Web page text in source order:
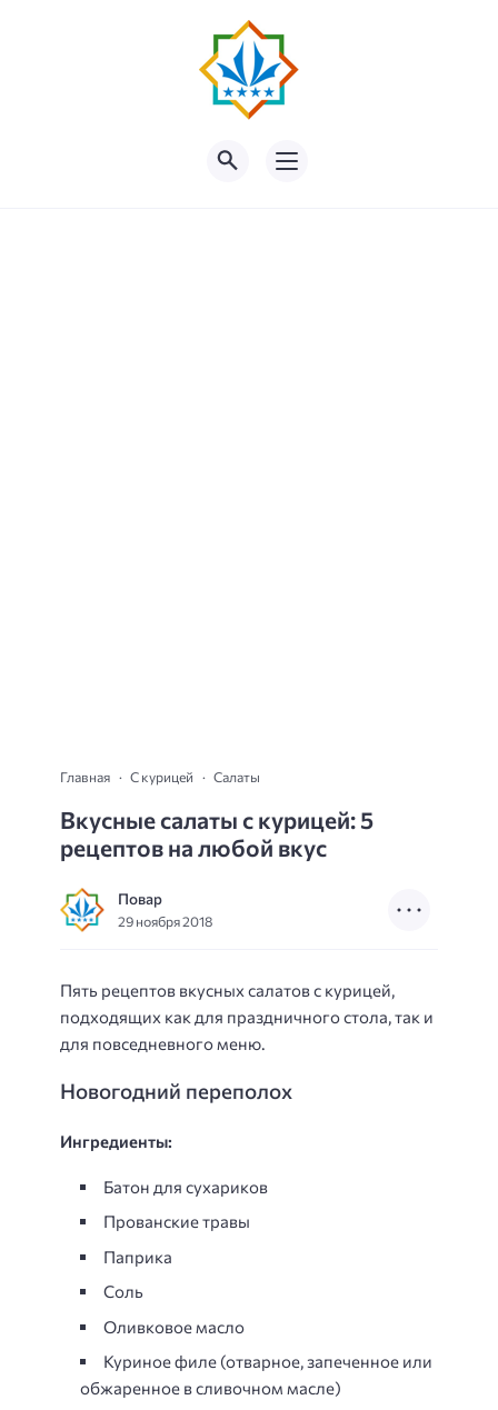
Главная С курицей Салаты
Вкусные салаты с курицей: 5
рецептов на любой вкус
Повар
29 ноября 2018
Пять рецептов вкусных салатов с курицей,
подходящих как для праздничного стола, так и
для повседневного меню.
Новогодний переполох
Ингредиенты:
Батон для сухариков
Прованские травы
Паприка
Соль
Оливковое масло
Куриное филе (отварное, запеченное или
обжаренное в сливочном масле)